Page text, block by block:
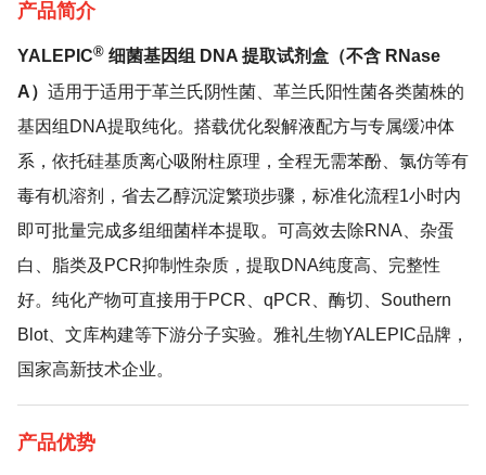
产品简介
YALEPIC® 细菌基因组 DNA 提取试剂盒（不含 RNase
A） 适用于适用于革兰氏阴性菌、革兰氏阳性菌各类菌株的
基因组DNA提取纯化。搭载优化裂解液配方与专属缓冲体
系，依托硅基质离心吸附柱原理，全程无需苯酚、氯仿等有
毒有机溶剂，省去乙醇沉淀繁琐步骤，标准化流程1小时内
即可批量完成多组细菌样本提取。可高效去除RNA、杂蛋
白、脂类及PCR抑制性杂质，提取DNA纯度高、完整性
好。纯化产物可直接用于PCR、qPCR、酶切、Southern
Blot、文库构建等下游分子实验。雅礼生物YALEPIC品牌，
国家高新技术企业。
产品优势